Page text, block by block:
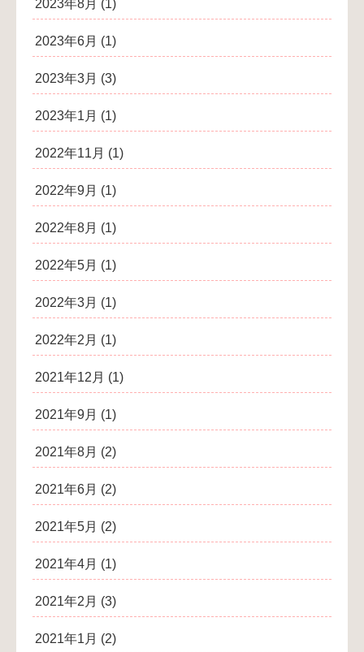
2023年8月 (1)
2023年6月 (1)
2023年3月 (3)
2023年1月 (1)
2022年11月 (1)
2022年9月 (1)
2022年8月 (1)
2022年5月 (1)
2022年3月 (1)
2022年2月 (1)
2021年12月 (1)
2021年9月 (1)
2021年8月 (2)
2021年6月 (2)
2021年5月 (2)
2021年4月 (1)
2021年2月 (3)
2021年1月 (2)